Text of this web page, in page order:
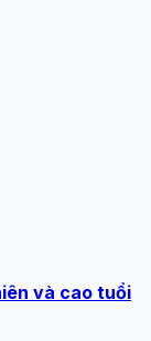
và cao tuổi